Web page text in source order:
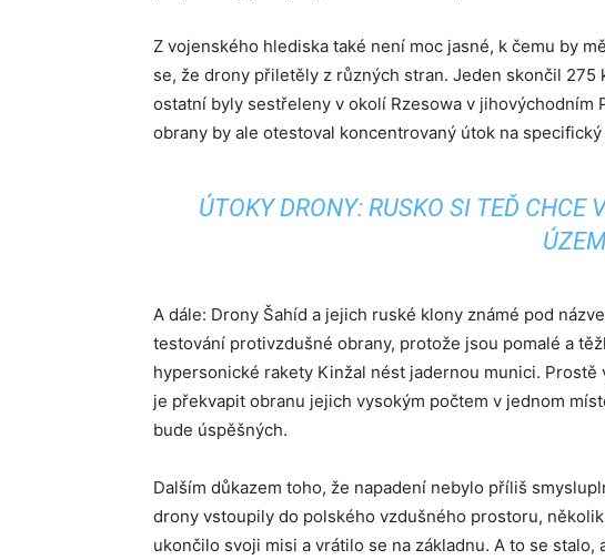
Z vojenského hlediska také není moc jasné, k čemu by
se, že drony přiletěly z různých stran. Jeden skončil 275
ostatní byly sestřeleny v okolí Rzesowa v
obrany by ale otestoval koncentrovaný útok na specifický
ÚTOKY DRONY: RUSKO SI TEĎ
A dále: Drony Šahíd a jejich ruské klony známé pod
testování protivzdušné obrany, protože jsou pomalé a
hypersonické rakety Kinžal nést jadernou munici.
je překvapit obranu jejich vysokým počtem v jednom
bude úspěšných.
Dalším důkazem toho, že napadení nebylo příliš
drony vstoupily do polského vzdušného prostoru,
ukončilo svoji misi a vrátilo se na základnu. A to se